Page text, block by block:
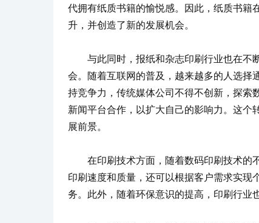
代拥有纸质书籍的愉悦感。因此，纸质书籍
升，并创造了新的发展机会。
与此同时，报纸和杂志印刷行业也在不
会。随着互联网的普及，越来越多的人选
持竞争力，传统媒体公司不得不创新，探
新闻平台合作，以扩大自己的影响力。这
展前景。
在印刷技术方面，随着数码印刷技术的
印刷速度和质量，还可以根据客户需求实
务。此外，随着环保意识的提高，印刷行业